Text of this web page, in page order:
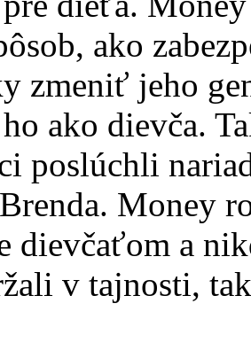
ako
zmeniť jeho
ako dievča.
poslúchli
Money
dievčaťom a
v tajnosti,